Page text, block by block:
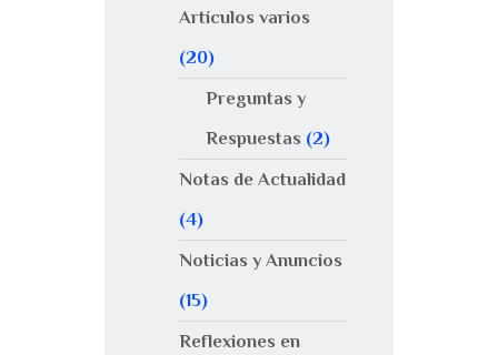
Artículos varios
(20)
Preguntas y
Respuestas (2)
Notas de Actualidad
(4)
Noticias y Anuncios
(15)
Reflexiones en